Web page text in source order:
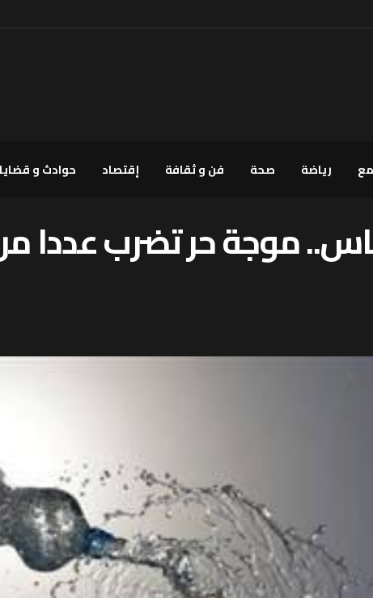
رياضة صحة فن و ثقافة إقتصاد حوادث و قضايا
موجة حر تضرب عددا